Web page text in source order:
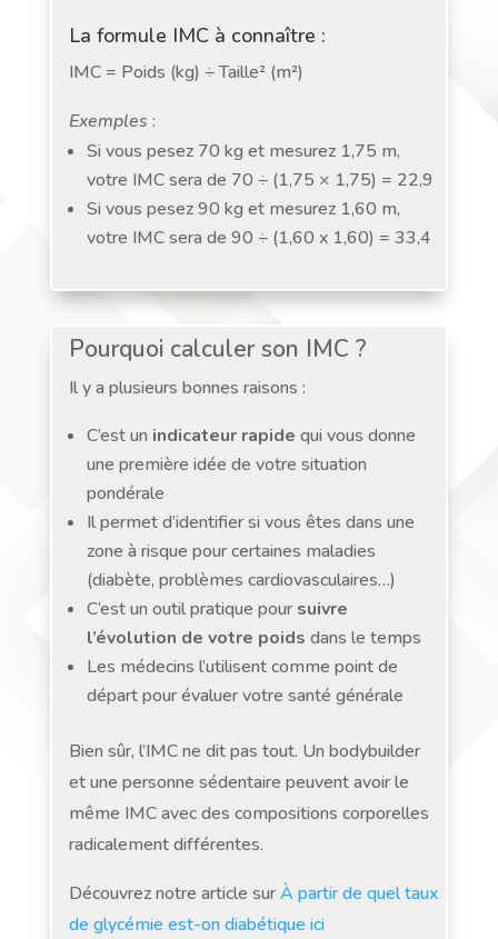
La formule IMC à connaître :
IMC = Poids (kg) ÷ Taille² (m²)
Exemples :
Si vous pesez 70 kg et mesurez 1,75 m,
votre IMC sera de 70 ÷ (1,75 × 1,75) = 22,9
Si vous pesez 90 kg et mesurez 1,60 m,
votre IMC sera de 90 ÷ (1,60 x 1,60) = 33,4
Pourquoi calculer son IMC ?
Il y a plusieurs bonnes raisons :
C’est un indicateur rapide qui vous donne
une première idée de votre situation
pondérale
Il permet d’identifier si vous êtes dans une
zone à risque pour certaines maladies
(diabète, problèmes cardiovasculaires…)
C’est un outil pratique poursuivre
l’évolution de votre poids dans le temps
Les médecins l’utilisent comme point de
départ pour évaluer votre santé générale
Bien sûr, l’IMC ne dit pas tout. Un bodybuilder
et une personne sédentaire peuvent avoir le
même IMC avec des compositions corporelles
radicalement différentes.
Découvrez notre article surÀ partir de quel taux
de glycémie est-on diabétique ici